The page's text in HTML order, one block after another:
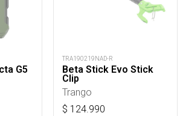
G5
TRA190219NAD-R
Beta Stick Evo Stick
Clip
Trango
$ 124.990